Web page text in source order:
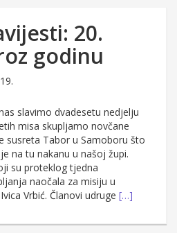
20.
godinu
slavimo dvadesetu nedjelju
misa skupljamo novčane
susreta Tabor u Samoboru što
na tu nakanu u našoj župi.
su proteklog tjedna
naočala za misiju u
Vrbić. Članovi udruge […]